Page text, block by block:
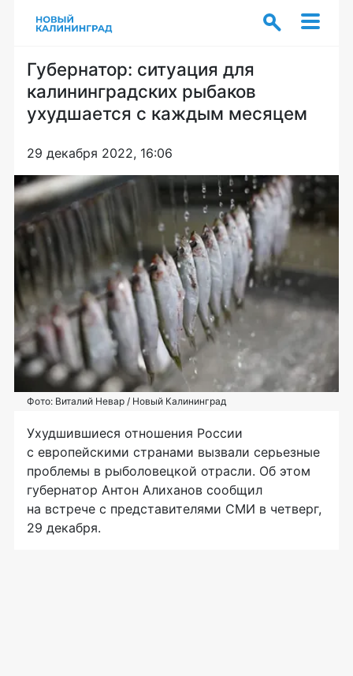
Губернатор: ситуация для
калининградских рыбаков
ухудшается с каждым месяцем
29 декабря 2022, 16:06
Фото: Виталий Невар / Новый Калининград
Ухудшившиеся отношения России
с европейскими странами вызвали серьезные
проблемы в рыболовецкой отрасли. Об этом
губернатор Антон Алиханов сообщил
на встрече с представителями СМИ в четверг,
29 декабря.